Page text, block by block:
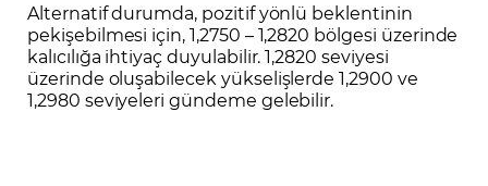
Alternatif durumda, pozitif yönlü beklentinin
pekişebilmesi için, 1,2750 – 1,2820 bölgesi üzerinde
kalıcılığa ihtiyaç duyulabilir. 1,2820 seviyesi
üzerinde oluşabilecek yükselişlerde 1,2900 ve
1,2980 seviyeleri gündeme gelebilir.